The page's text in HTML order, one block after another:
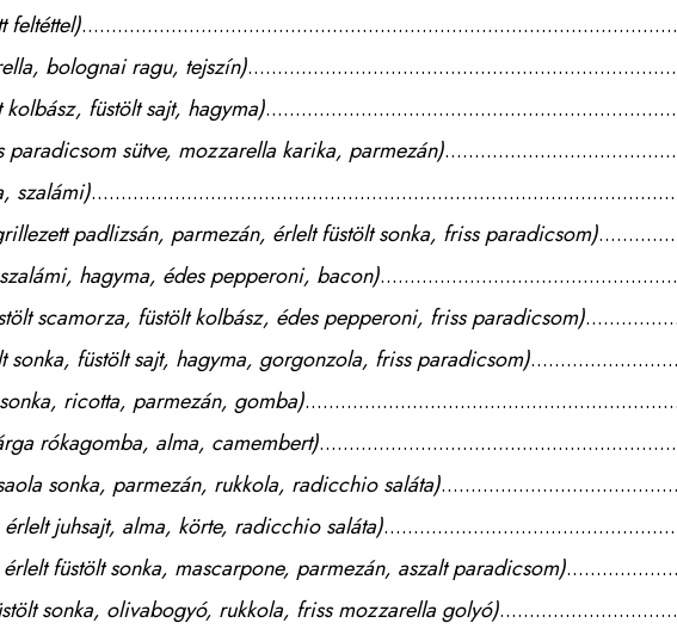
feltéttel)
bolognai ragu, tejszín)
füstölt sajt, hagyma)
sütve, mozzarella karika, parmezán)
szalámi)
padlizsán, parmezán, érlelt füstölt sonka, friss paradicsom)
hagyma, édes pepperoni, bacon)
scamorza, füstölt kolbász, édes pepperoni, friss paradicsom)
sonka, füstölt sajt, hagyma, gorgonzola, friss paradicsom)
ricotta, parmezán, gomba)
rókagomba, alma, camembert)
sonka, parmezán, rukkola, radicchio saláta)
juhsajt, alma, körte, radicchio saláta)
füstölt sonka, mascarpone, parmezán, aszalt paradicsom)
sonka, olivabogyó, rukkola, friss mozzarella golyó)